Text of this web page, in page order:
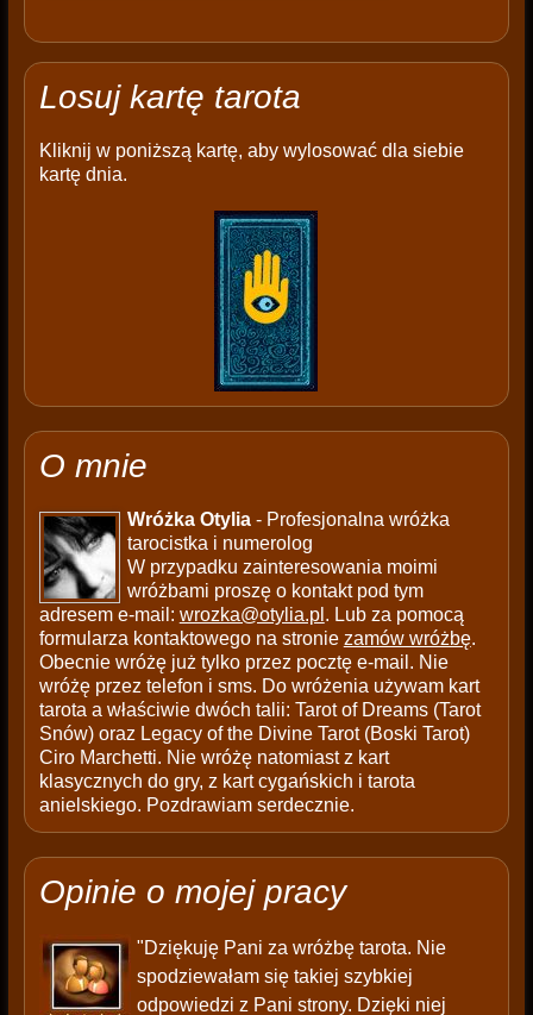
Losuj kartę tarota
Kliknij w poniższą kartę, aby wylosować dla siebie
kartę dnia.
O mnie
Wróżka Otylia- Profesjonalna wróżka
tarocistka i numerolog
W przypadku zainteresowania moimi
wróżbami proszę o kontakt pod tym
adresem e-mail: wrozka@otylia.pl . Lub za pomocą
formularza kontaktowego na stronie zamów wróżbę.
Obecnie wróżę już tylko przez pocztę e-mail. Nie
wróżę przez telefon i sms. Do wróżenia używam kart
tarota a właściwie dwóch talii: Tarot of Dreams (Tarot
Snów) oraz Legacy of the Divine Tarot (Boski Tarot)
Ciro Marchetti. Nie wróżę natomiast z kart
klasycznych do gry, z kart cygańskich i tarota
anielskiego. Pozdrawiam serdecznie.
Opinie o mojej pracy
"Dziękuję Pani za wróżbę tarota. Nie
spodziewałam się takiej szybkiej
odpowiedzi z Pani strony. Dzięki niej